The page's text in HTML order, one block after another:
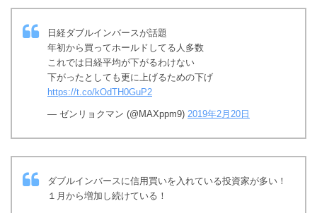
日経ダブルインバースが話題
年初から買ってホールドしてる人多数
これでは日経平均が下がるわけない
下がったとしても更に上げるための下げ
https://t.co/kOdTH0GuP2
— ゼンリョクマン (@MAXppm9) 2019年2月20日
ダブルインバースに信用買いを入れている投資家が多い！
１月から増加し続けている！